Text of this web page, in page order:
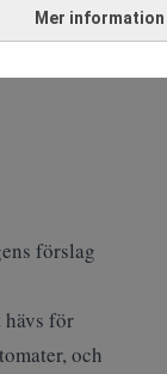
Mer
förslag
hävs för
och